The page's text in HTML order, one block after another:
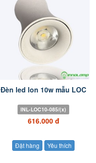
Đèn led lon 10w mẫu LOC
INL-LOC10-085/(x)
616.000 đ
Đặt hàng Yêu thích